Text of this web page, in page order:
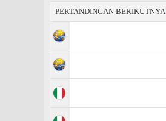
PERTANDINGAN BERIKUTNYA